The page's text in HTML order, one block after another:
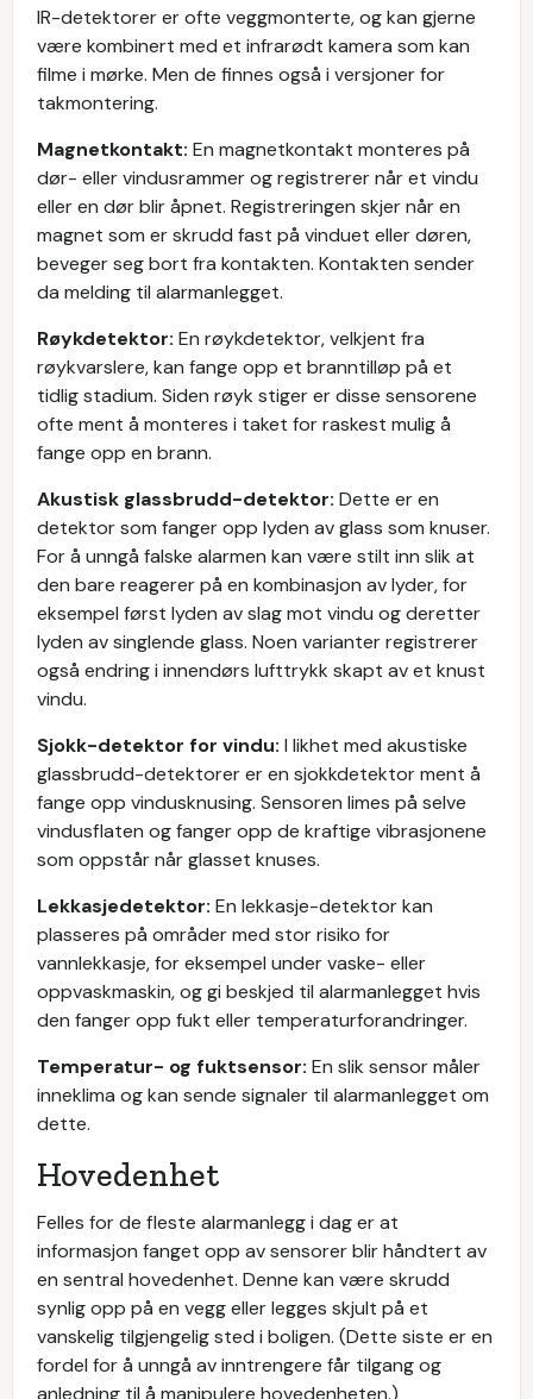
IR-detektorer er ofte veggmonterte, og kan gjerne
være kombinert med et infrarødt kamera som kan
filme i mørke. Men de finnes også i versjoner for
takmontering.
Magnetkontakt: En magnetkontakt monteres på
dør- eller vindusrammer og registrerer når et vindu
eller en dør blir åpnet. Registreringen skjer når en
magnet som er skrudd fast på vinduet eller døren,
beveger seg bort fra kontakten. Kontakten sender
da melding til alarmanlegget.
Røykdetektor: En røykdetektor, velkjent fra
røykvarslere, kan fange opp et branntilløp på et
tidlig stadium. Siden røyk stiger er disse sensorene
ofte ment å monteres i taket for raskest mulig å
fange opp en brann.
Akustisk glassbrudd-detektor: Dette er en
detektor som fanger opp lyden av glass som knuser.
For å unngå falske alarmen kan være stilt inn slik at
den bare reagerer på en kombinasjon av lyder, for
eksempel først lyden av slag mot vindu og deretter
lyden av singlende glass. Noen varianter registrerer
også endring i innendørs lufttrykk skapt av et knust
vindu.
Sjokk-detektor for vindu: I likhet med akustiske
glassbrudd-detektorer er en sjokkdetektor ment å
fange opp vindusknusing. Sensoren limes på selve
vindusflaten og fanger opp de kraftige vibrasjonene
som oppstår når glasset knuses.
Lekkasjedetektor: En lekkasje-detektor kan
plasseres på områder med stor risiko for
vannlekkasje, for eksempel under vaske- eller
oppvaskmaskin, og gi beskjed til alarmanlegget hvis
den fanger opp fukt eller temperaturforandringer.
Temperatur- og fuktsensor: En slik sensor måler
inneklima og kan sende signaler til alarmanlegget om
dette.
Hovedenhet
Felles for de fleste alarmanlegg i dag er at
informasjon fanget opp av sensorer blir håndtert av
en sentral hovedenhet. Denne kan være skrudd
synlig opp på en vegg eller legges skjult på et
vanskelig tilgjengelig sted i boligen. (Dette siste er en
fordel for å unngå av inntrengere får tilgang og
anledning til å manipulere hovedenheten.)